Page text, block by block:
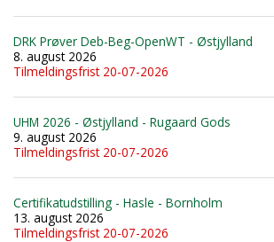
DRK Prøver Deb-Beg-OpenWT - Østjylland
8. august 2026
Tilmeldingsfrist 20-07-2026
UHM 2026 - Østjylland - Rugaard Gods
9. august 2026
Tilmeldingsfrist 20-07-2026
Certifikatudstilling - Hasle - Bornholm
13. august 2026
Tilmeldingsfrist 20-07-2026